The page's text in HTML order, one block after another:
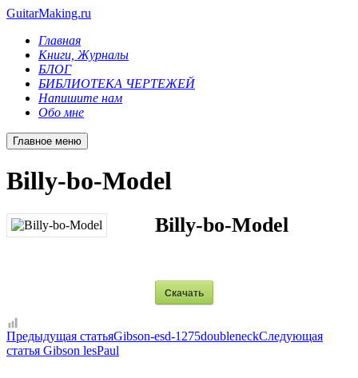
GuitarMaking.ru
Главная
Книги, Журналы
БЛОГ
БИБЛИОТЕКА ЧЕРТЕЖЕЙ
Напишите нам
Обо мне
Главное меню
Billy-bo-Model
Billy-bo-Model
Скачать
Предыдущая статьяGibson-esd-1275doubleneckСледующая
статья Gibson lesPaul